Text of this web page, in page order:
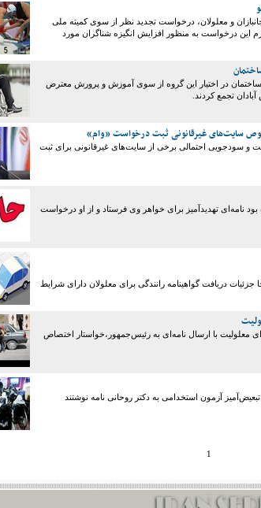
و معلولان، درخواست تجدید نظر از سوی کمیته ملی
این درخواست به منظور افزایش انگیزه شناگران مورد
ساختمان در اختیار این گروه از سوی آموزش و پرورش معترض
تجمع کردند.
و سودجویی احتمالی برخی از سایت‌های غیرقانونی برای ثبت
نامه‌ای تهدیدآمیز برای خواهر وی فرستاد و از او درخواست
دریافت گواهینامه رانندگی برای معلولان دارای شرایط
با ارسال نامه‌ای به رئیس‌جمهور،خواستار اختصاص
1